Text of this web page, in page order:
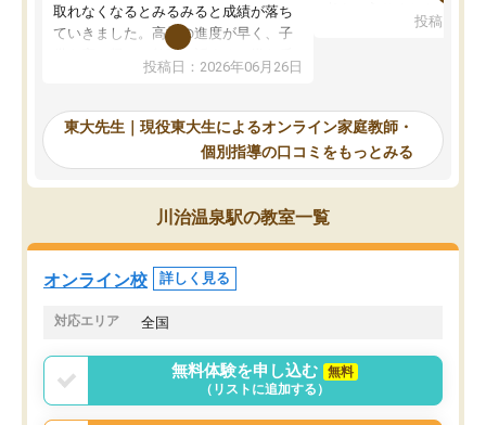
取れなくなるとみるみると成績が落ち
ていきました。高校の進度が早く、子
供も家に帰って勉強の話すると嫌な反
応を示します。東大先生にお願いして
れるので、親としても安心です。毎日
使える自習室とかもあり、わからない
ところがあれば先生が回答してくれる
のも重宝しています。
投稿日：2026年06月26日
で、当初は模試でD判定
自習室が毎日使えていつ
るのが心強かったよう
謝です。
投稿日：
東大先生｜現役東大生によるオンライン家庭教師・
個別指導の口コミをもっとみる
川治温泉駅の教室一覧
オンライン校 詳しく見る
対応エリア 全国
無料体験を申し込む
無料
（リストに追加する）